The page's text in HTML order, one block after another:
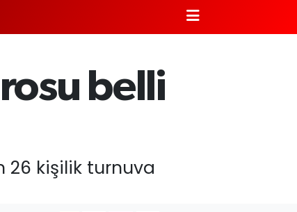
%48
belli
26 kişilik turnuva